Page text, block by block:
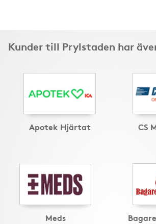
Kunder till Prylstaden har
Apotek Hjärtat CS
Meds